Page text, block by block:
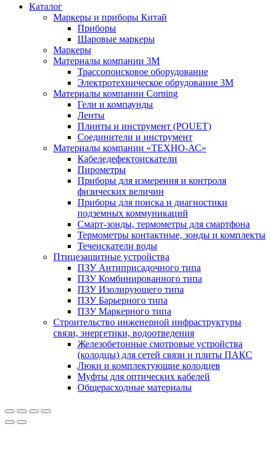
Каталог
Маркеры и приборы Китай
Приборы
Шаровые маркеры
Маркеры
Материалы компании 3М
Трассопоисковое оборудование
Электротехническое обрудование 3М
Материалы компании Corning
Гели и компаунды
Ленты
Плинты и инструмент (POUET)
Соединители и инструмент
Материалы компании «ТЕХНО-АС»
Кабеледефектоискатели
Пирометры
Приборы для измерения и контроля
физических величин
Приборы для поиска и диагностики
подземных коммуникаций
Смарт-зонды, термометры для смартфона
Термометры контактные, зонды и комплекты
Течеискатели воды
Птицезащитные устройства
ПЗУ Антиприсадочного типа
ПЗУ Комбинированного типа
ПЗУ Изолирующего типа
ПЗУ Барьерного типа
ПЗУ Маркерного типа
Строительство инженерной инфраструктуры
связи, энергетики, водоотведения
Железобетонные смотровые устройства
(колодцы) для сетей связи и плиты ПАКС
Люки и комплектующие колодцев
Муфты для оптических кабелей
Общерасходные материалы